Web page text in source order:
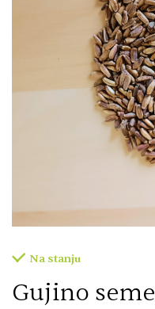
Na stanju
Gujino seme